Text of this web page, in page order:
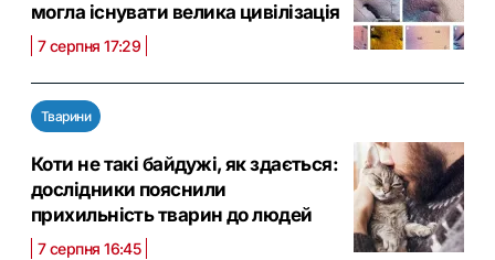
могла існувати велика цивілізація
7 серпня 17:29
Тварини
Коти не такі байдужі, як здається:
дослідники пояснили
прихильність тварин до людей
7 серпня 16:45